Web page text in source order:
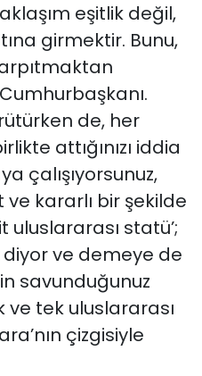
eşitlik değil,
girmektir. Bunu,
de, her
attığınızı iddia
çalışıyorsunuz,
ve kararlı bir şekilde
uluslararası statü’;
ve demeye de
savunduğunuz
ve tek uluslararası
çizgisiyle